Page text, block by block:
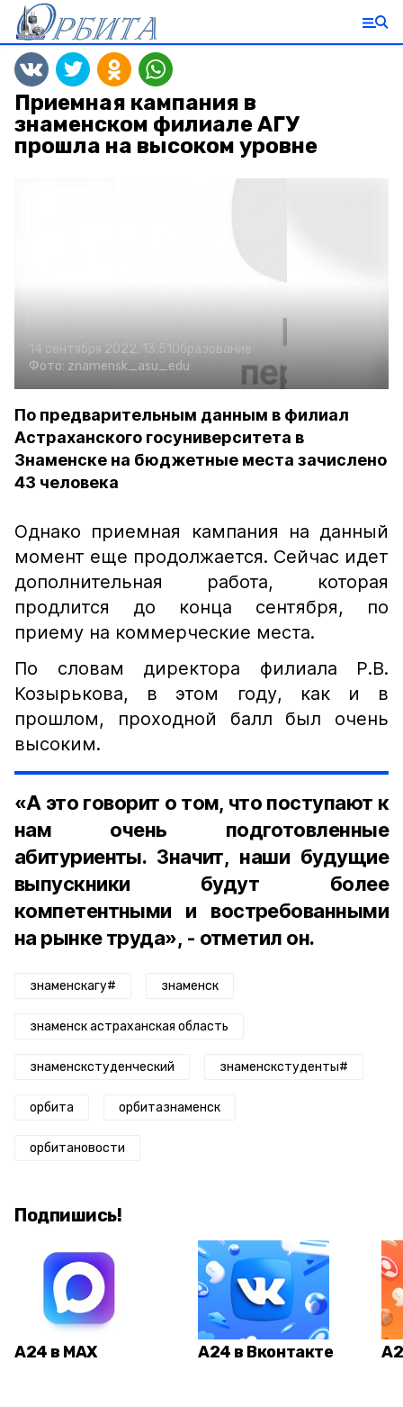
Приемная кампания в
знаменском филиале АГУ
прошла на высоком уровне
14 сентября 2022, 13:51 Образование
Фото: znamensk_asu_edu
По предварительным данным в филиал
Астраханского госуниверситета в
Знаменске на бюджетные места зачислено
43 человека
Однако приемная кампания на данный
момент еще продолжается. Сейчас идет
дополнительная работа, которая
продлится до конца сентября, по
приему на коммерческие места.
По словам директора филиала Р.В.
Козырькова, в этом году, как и в
прошлом, проходной балл был очень
высоким.
«А это говорит о том, что поступают к
нам очень подготовленные
абитуриенты. Значит, наши будущие
выпускники будут более
компетентными и востребованными
на рынке труда», - отметил он.
знаменскагу# знаменск
знаменск астраханская область
знаменскстуденческий знаменскстуденты#
орбита орбитазнаменск
орбитановости
Подпишись!
А24 в MAX А24 в Вконтакте